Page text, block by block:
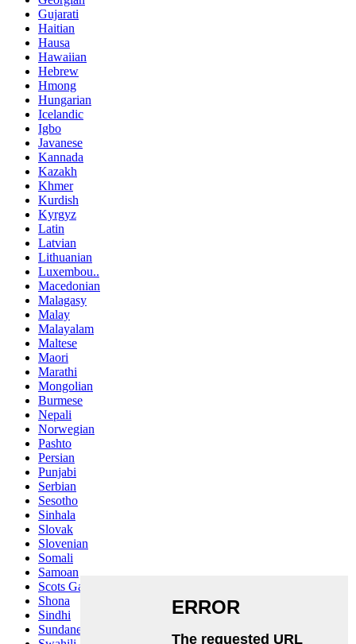
Gujarati
Haitian
Hausa
Hawaiian
Hebrew
Hmong
Hungarian
Icelandic
Igbo
Javanese
Kannada
Kazakh
Khmer
Kurdish
Kyrgyz
Latin
Latvian
Lithuanian
Luxembou..
Macedonian
Malagasy
Malay
Malayalam
Maltese
Maori
Marathi
Mongolian
Burmese
Nepali
Norwegian
Pashto
Persian
Punjabi
Serbian
Sesotho
Sinhala
Slovak
Slovenian
Somali
Samoan
Scots Gaelic
Shona
Sindhi
Sundanese